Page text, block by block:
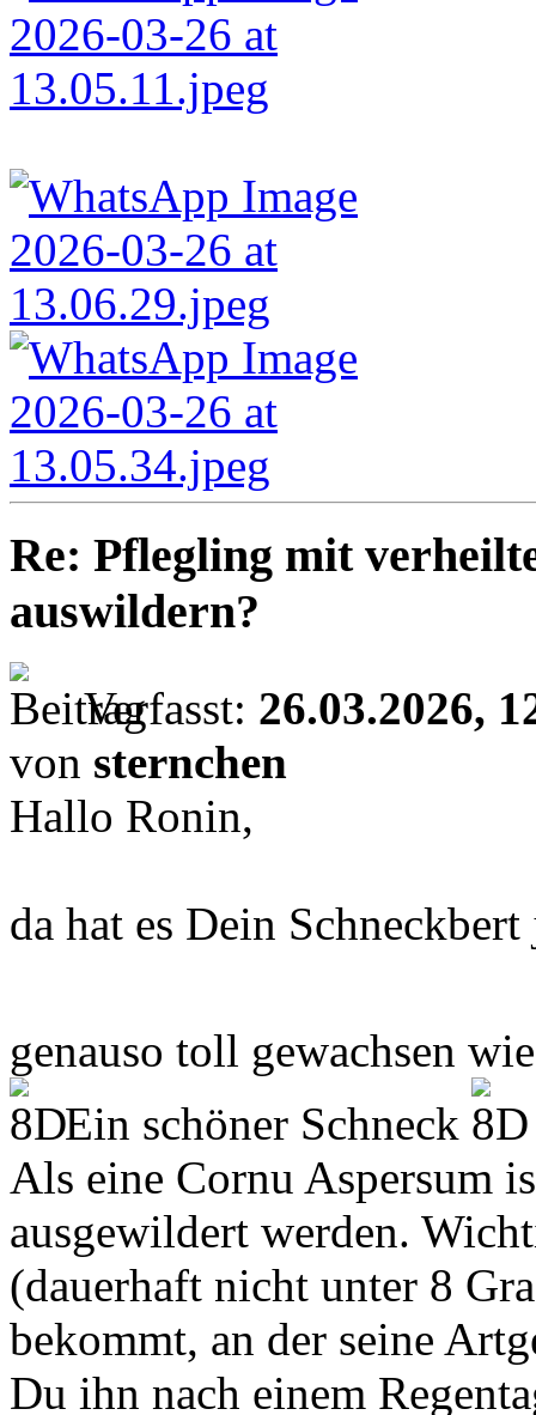
Re: Pflegling mit
auswildern?
Verfasst: 26.03.2026,
von sternchen
Hallo Ronin,
da hat es Dein
genauso toll gewachsen
Ein schöner Schneck
Als eine Cornu Aspersum
ausgewildert werden.
(dauerhaft nicht unter 8
bekommt, an der seine
Du ihn nach einem